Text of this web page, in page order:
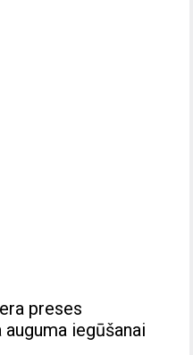
preses
iegūšanai